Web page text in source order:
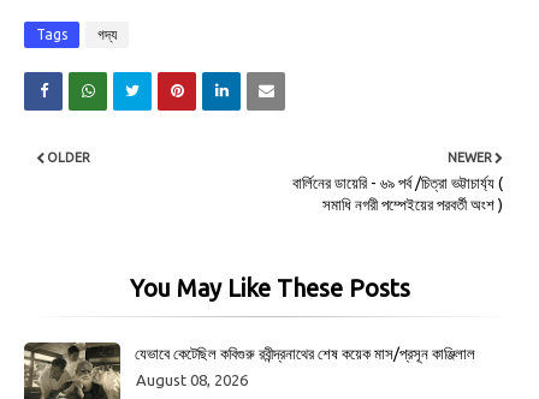
Tags গদ্য
NEWER
বার্লিনের ডায়েরি - ৬৯ পর্ব /চিত্রা ভট্টাচার্য্য (
সমাধি নগরী পম্পেইয়ের পরবর্তী অংশ )
OLDER
You May Like These Posts
যেভাবে কেটেছিল কবিগুরু রবীন্দ্রনাথের শেষ কয়েক মাস/প্রসূন কাঞ্জিলাল
August 08, 2026